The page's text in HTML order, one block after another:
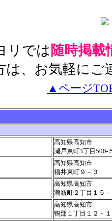
リでは 随時掲載
は、お気軽にご
▲ページ
高知県高知市
瀬戸東町3丁目500‐
高知県高知市
福井東町９－３
高知県高知市
潮新町２丁目１５
高知県高知市
鴨部１丁目１２－